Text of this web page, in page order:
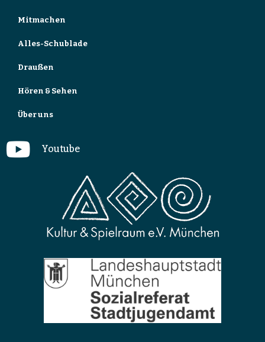
Mitmachen
Alles-Schublade
Draußen
Hören & Sehen
Über uns
Youtube